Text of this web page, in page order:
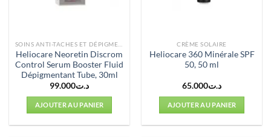
Heliocare Neoretin Discrom
Control Serum Booster Fluid
Dépigmentant Tube, 30ml
د.ت99.000
AJOUTER AU PANIER
CRÈME SOLAIRE
Heliocare 360 ​​Minérale SPF
50, 50 ml
د.ت65.000
AJOUTER AU PANIER